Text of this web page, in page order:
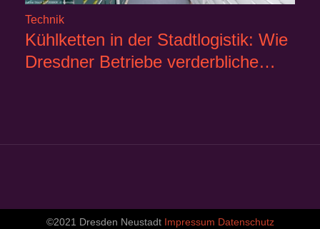
Technik
Kühlketten in der Stadtlogistik: Wie
Dresdner Betriebe verderbliche…
©2021 Dresden Neustadt Impressum Datenschutz